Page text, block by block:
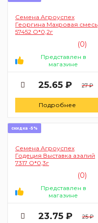
Семена Агроуспех
Георгина Махровая смесь
57452 О*0,2г
(0)
Представлен в
магазине
25.65 ₽ 27 ₽
Подробнее
скидка -5%
Семена Агроуспех
Годеция Выставка азалий
7317 О*0,3г
(0)
Представлен в
магазине
23.75 ₽ 25 ₽